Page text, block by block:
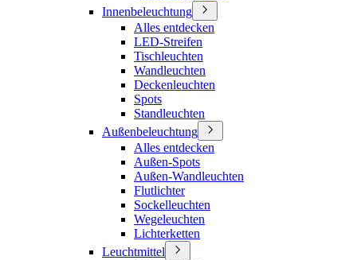
Innenbeleuchtung
Alles entdecken
LED-Streifen
Tischleuchten
Wandleuchten
Deckenleuchten
Spots
Standleuchten
Außenbeleuchtung
Alles entdecken
Außen-Spots
Außen-Wandleuchten
Flutlichter
Sockelleuchten
Wegeleuchten
Lichterketten
Leuchtmittel